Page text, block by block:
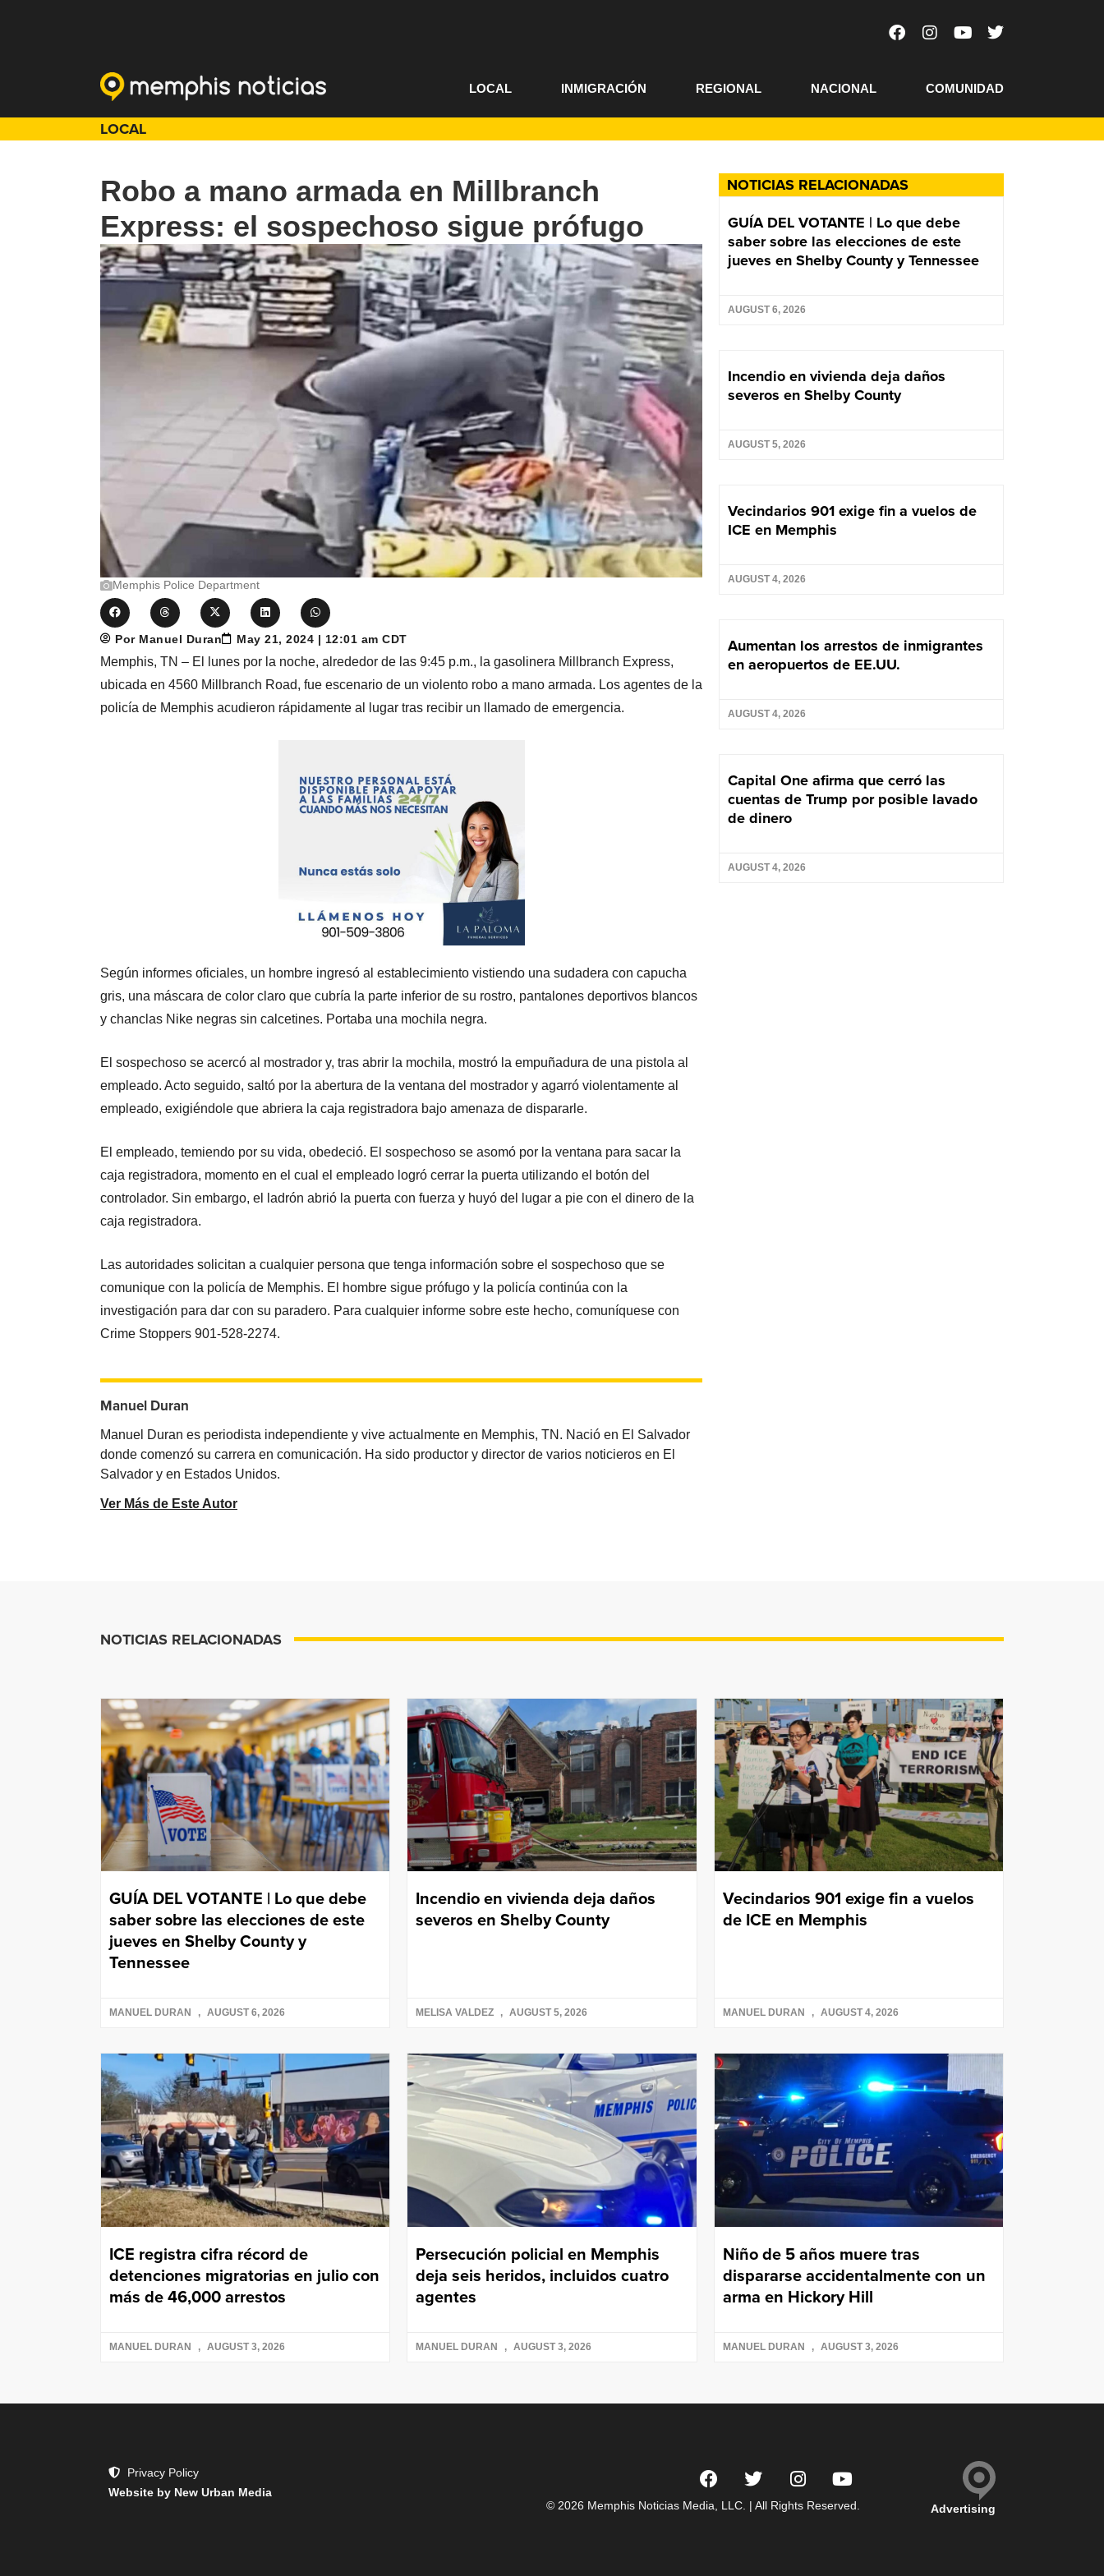
LOCAL INMIGRACIÓN REGIONAL NACIONAL COMUNIDAD
LOCAL
NOTICIAS RELACIONADAS
GUÍA DEL VOTANTE | Lo que debe
saber sobre las elecciones de este
jueves en Shelby County y Tennessee
AUGUST 6, 2026
Incendio en vivienda deja daños
severos en Shelby County
AUGUST 5, 2026
Vecindarios 901 exige fin a vuelos de
ICE en Memphis
AUGUST 4, 2026
Aumentan los arrestos de inmigrantes
en aeropuertos de EE.UU.
AUGUST 4, 2026
Capital One afirma que cerró las
cuentas de Trump por posible lavado
de dinero
AUGUST 4, 2026
Robo a mano armada en Millbranch
Express: el sospechoso sigue prófugo
Memphis Police Department
Por Manuel Duran May 21, 2024 | 12:01 am CDT
Memphis, TN – El lunes por la noche, alrededor de las 9:45 p.m., la gasolinera Millbranch Express,
ubicada en 4560 Millbranch Road, fue escenario de un violento robo a mano armada. Los agentes de la
policía de Memphis acudieron rápidamente al lugar tras recibir un llamado de emergencia.
Según informes oficiales, un hombre ingresó al establecimiento vistiendo una sudadera con capucha
gris, una máscara de color claro que cubría la parte inferior de su rostro, pantalones deportivos blancos
y chanclas Nike negras sin calcetines. Portaba una mochila negra.
El sospechoso se acercó al mostrador y, tras abrir la mochila, mostró la empuñadura de una pistola al
empleado. Acto seguido, saltó por la abertura de la ventana del mostrador y agarró violentamente al
empleado, exigiéndole que abriera la caja registradora bajo amenaza de dispararle.
El empleado, temiendo por su vida, obedeció. El sospechoso se asomó por la ventana para sacar la
caja registradora, momento en el cual el empleado logró cerrar la puerta utilizando el botón del
controlador. Sin embargo, el ladrón abrió la puerta con fuerza y huyó del lugar a pie con el dinero de la
caja registradora.
Las autoridades solicitan a cualquier persona que tenga información sobre el sospechoso que se
comunique con la policía de Memphis. El hombre sigue prófugo y la policía continúa con la
investigación para dar con su paradero. Para cualquier informe sobre este hecho, comuníquese con
Crime Stoppers 901-528-2274.
Manuel Duran
Manuel Duran es periodista independiente y vive actualmente en Memphis, TN. Nació en El Salvador
donde comenzó su carrera en comunicación. Ha sido productor y director de varios noticieros en El
Salvador y en Estados Unidos.
Ver Más de Este Autor
NOTICIAS RELACIONADAS
GUÍA DEL VOTANTE | Lo que debe
saber sobre las elecciones de este
jueves en Shelby County y
Tennessee
MANUEL DURAN AUGUST 6, 2026
Incendio en vivienda deja daños
severos en Shelby County
MELISA VALDEZ AUGUST 5, 2026
Vecindarios 901 exige fin a vuelos
de ICE en Memphis
MANUEL DURAN AUGUST 4, 2026
ICE registra cifra récord de
detenciones migratorias en julio con
más de 46,000 arrestos
MANUEL DURAN AUGUST 3, 2026
Persecución policial en Memphis
deja seis heridos, incluidos cuatro
agentes
MANUEL DURAN AUGUST 3, 2026
Niño de 5 años muere tras
dispararse accidentalmente con un
arma en Hickory Hill
MANUEL DURAN AUGUST 3, 2026
Privacy Policy
Website by New Urban Media
© 2026 Memphis Noticias Media, LLC. | All Rights Reserved.
Advertising